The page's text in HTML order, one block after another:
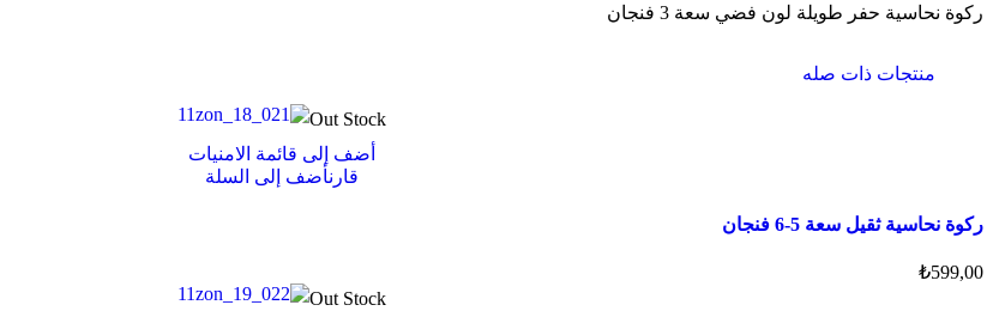
ركوة نحاسية حفر طويلة لون فضي سعة 3 فنجان
منتجات ذات صله
Out Stock
أضف إلى قائمة الامنيات
قارنأضف إلى السلة
ركوة نحاسية ثقيل سعة 5-6 فنجان
₺599,00
Out Stock